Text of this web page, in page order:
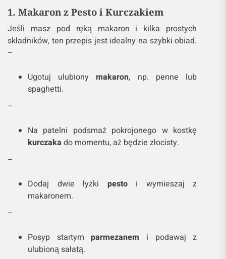
1. Makaron z Pesto i Kurczakiem
Jeśli masz pod ręką makaron i kilka prostych
składników, ten przepis jest idealny na szybki obiad.
–
Ugotuj ulubionymakaron, np. penne lub
spaghetti.
–
Na patelni podsmaż pokrojonego w kostkę
kurczaka do momentu, aż będzie złocisty.
–
Dodaj dwie łyżki pestoi wymieszaj z
makaronem.
–
Posyp startymparmezanem i podawaj z
ulubioną sałatą.